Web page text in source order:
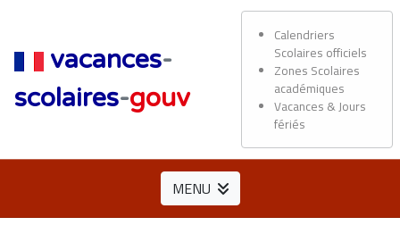
vacances-
scolaires-gouv
Calendriers
Scolaires officiels
Zones Scolaires
académiques
Vacances & Jours
fériés
MENU